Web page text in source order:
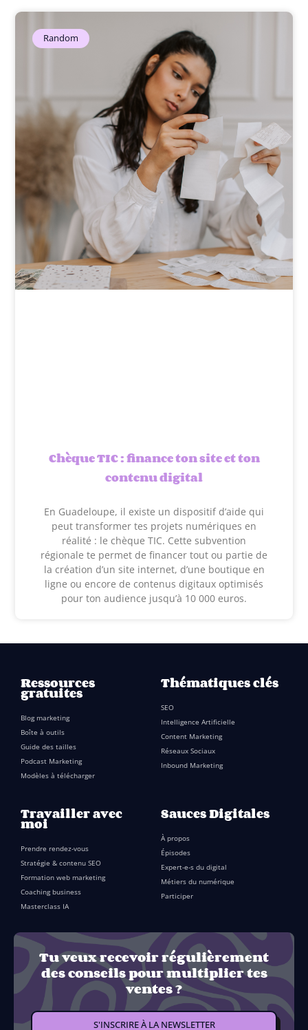
Random
Chèque TIC : finance ton site et ton
contenu digital
En Guadeloupe, il existe un dispositif d’aide qui
peut transformer tes projets numériques en
réalité : le chèque TIC. Cette subvention
régionale te permet de financer tout ou partie de
la création d’un site internet, d’une boutique en
ligne ou encore de contenus digitaux optimisés
pour ton audience jusqu’à 10 000 euros.
Ressources
gratuites
Blog marketing
Boîte à outils
Guide des tailles
Podcast Marketing
Modèles à télécharger
Thématiques clés
SEO
Intelligence Artificielle
Content Marketing
Réseaux Sociaux
Inbound Marketing
Travailler avec
moi
Prendre rendez-vous
Stratégie & contenu SEO
Formation web marketing
Coaching business
Masterclass IA
Sauces Digitales
À propos
Épisodes
Expert-e-s du digital
Métiers du numérique
Participer
Tu veux recevoir régulièrement
des conseils pour multiplier tes
ventes ?
S'INSCRIRE À LA NEWSLETTER